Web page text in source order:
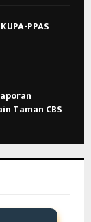
PPAS
Taman CBS